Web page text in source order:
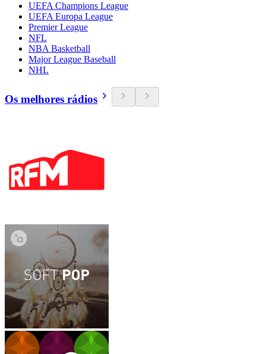
UEFA Champions League
UEFA Europa League
Premier League
NFL
NBA Basketball
Major League Baseball
NHL
Os melhores rádios